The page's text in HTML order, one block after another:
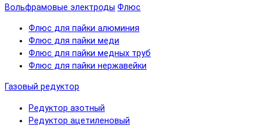
Вольфрамовые электроды Флюс
Флюс для пайки алюминия
Флюс для пайки меди
Флюс для пайки медных труб
Флюс для пайки нержавейки
Газовый редуктор
Редуктор азотный
Редуктор ацетиленовый